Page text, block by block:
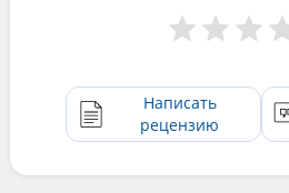
Написать
рецензию